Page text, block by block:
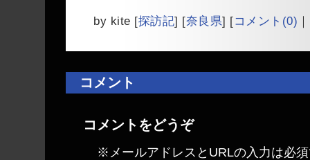
by kite [探訪記] [奈良県] [コメント(0) ｜
コメント
コメントをどうぞ
※メールアドレスとURLの入力は必